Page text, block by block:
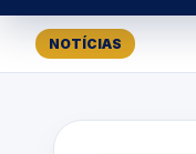
NOTÍCIAS